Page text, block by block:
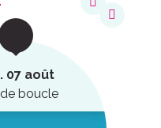
07 août
boucle